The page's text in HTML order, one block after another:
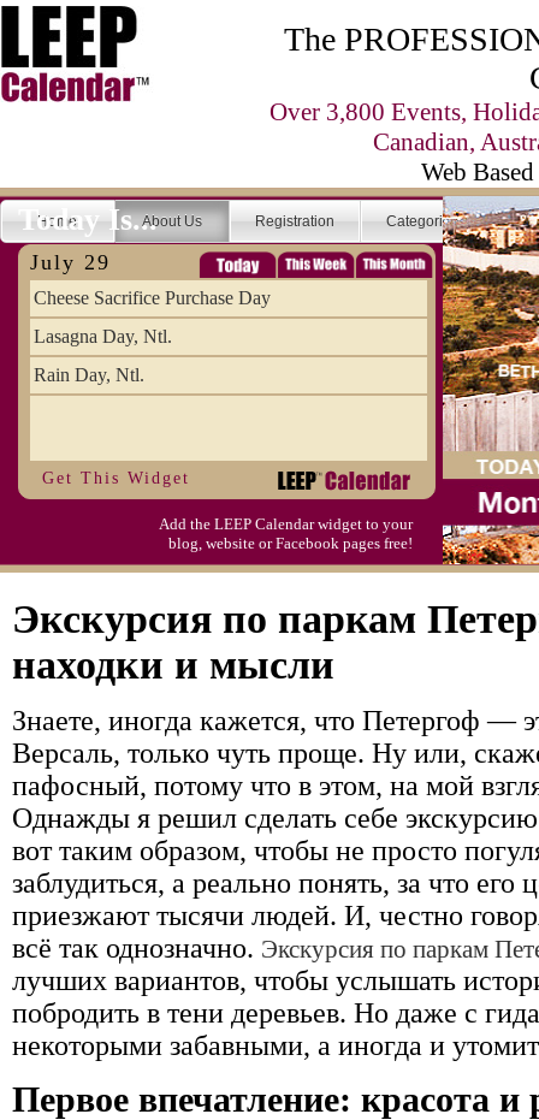
The
Over 3,800 Events,
Canadian,
Web
Home About Us Registration Categories
Today Is...
July 29
Cheese Sacrifice Purchase Day
Lasagna Day, Ntl.
Rain Day, Ntl.
Get This Widget
Add the LEEP Calendar widget to your
blog, website or Facebook pages free!
Экскурсия по паркам
находки и мысли
Знаете, иногда кажется, что Петергоф —
Версаль, только чуть проще. Ну или,
пафосный, потому что в этом, на мой
Однажды я решил сделать себе
вот таким образом, чтобы не просто
заблудиться, а реально понять, за что
приезжают тысячи людей. И, честно
всё так однозначно. Экскурсия по паркам
лучших вариантов, чтобы услышать
побродить в тени деревьев. Но даже с
некоторыми забавными, а иногда и
Первое впечатление: красота и